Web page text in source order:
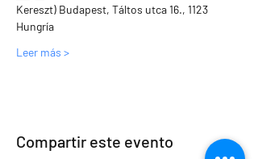
Kereszt) Budapest, Táltos utca 16., 1123
Hungría
Leer más >
Compartir este evento